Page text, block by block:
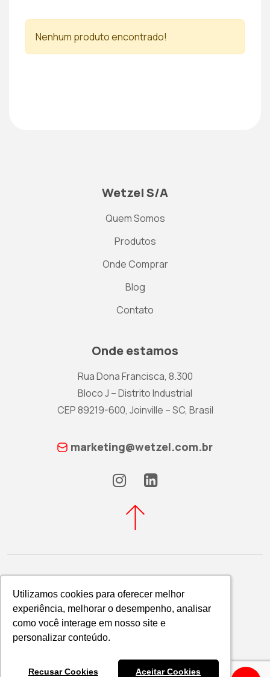
Utilizamos cookies para oferecer melhor
experiência, melhorar o desempenho, analisar
como você interage em nosso site e
personalizar conteúdo.
Recusar Cookies Aceitar Cookies
Utilizamos cookies para oferecer melhor
experiência, melhorar o desempenho, analisar
como você interage em nosso site e
personalizar conteúdo.
Recusar Cookies Aceitar Cookies
Nenhum produto encontrado!
Wetzel S/A
Quem Somos
Produtos
Onde Comprar
Blog
Contato
Onde estamos
Rua Dona Francisca, 8.300
Bloco J – Distrito Industrial
CEP 89219-600, Joinville – SC, Brasil
marketing@wetzel.com.br
Política de Privacidade
WETZEL S/A © 2026